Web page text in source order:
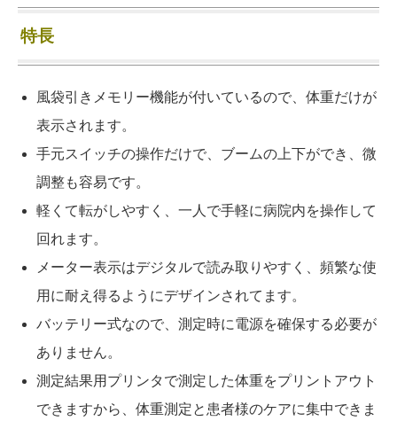
特長
風袋引きメモリー機能が付いているので、体重だけが
表示されます。
手元スイッチの操作だけで、ブームの上下ができ、微
調整も容易です。
軽くて転がしやすく、一人で手軽に病院内を操作して
回れます。
メーター表示はデジタルで読み取りやすく、頻繁な使
用に耐え得るようにデザインされてます。
バッテリー式なので、測定時に電源を確保する必要が
ありません。
測定結果用プリンタで測定した体重をプリントアウト
できますから、体重測定と患者様のケアに集中できま